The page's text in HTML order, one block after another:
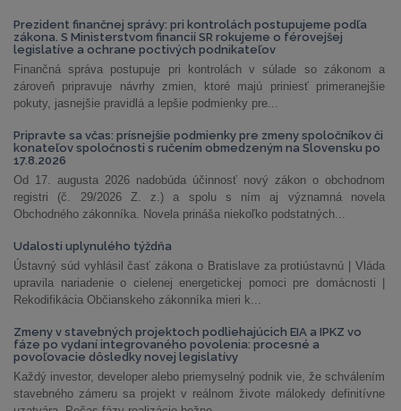
Prezident finančnej správy: pri kontrolách postupujeme podľa
zákona. S Ministerstvom financií SR rokujeme o férovejšej
legislatíve a ochrane poctivých podnikateľov
Finančná správa postupuje pri kontrolách v súlade so zákonom a
zároveň pripravuje návrhy zmien, ktoré majú priniesť primeranejšie
pokuty, jasnejšie pravidlá a lepšie podmienky pre...
Pripravte sa včas: prísnejšie podmienky pre zmeny spoločníkov či
konateľov spoločnosti s ručením obmedzeným na Slovensku po
17.8.2026
Od 17. augusta 2026 nadobúda účinnosť nový zákon o obchodnom
registri (č. 29/2026 Z. z.) a spolu s ním aj významná novela
Obchodného zákonníka. Novela prináša niekoľko podstatných...
Udalosti uplynulého týždňa
Ústavný súd vyhlásil časť zákona o Bratislave za protiústavnú | Vláda
upravila nariadenie o cielenej energetickej pomoci pre domácnosti |
Rekodifikácia Občianskeho zákonníka mieri k...
Zmeny v stavebných projektoch podliehajúcich EIA a IPKZ vo
fáze po vydaní integrovaného povolenia: procesné a
povoľovacie dôsledky novej legislatívy
Každý investor, developer alebo priemyselný podnik vie, že schválením
stavebného zámeru sa projekt v reálnom živote málokedy definitívne